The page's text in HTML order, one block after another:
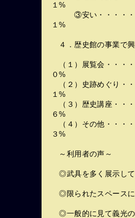
１%
③安い・・・・・・
１%
４．歴史館の事業で
（１）展覧会・・・
０%
（２）史跡めぐり・
１%
（３）歴史講座・・
６%
（４）その他・・・
３%
～利用者の声～
◎武具を多く展示して
◎限られたスペースに
◎一般的に見て義光の